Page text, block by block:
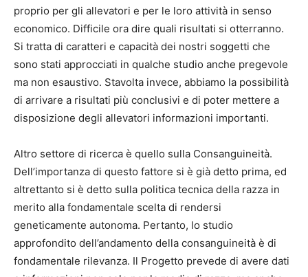
proprio per gli allevatori e per le loro attività in senso
economico. Difficile ora dire quali risultati si otterranno.
Si tratta di caratteri e capacità dei nostri soggetti che
sono stati approcciati in qualche studio anche pregevole
ma non esaustivo. Stavolta invece, abbiamo la possibilità
di arrivare a risultati più conclusivi e di poter mettere a
disposizione degli allevatori informazioni importanti.
Altro settore di ricerca è quello sulla Consanguineità.
Dell’importanza di questo fattore si è già detto prima, ed
altrettanto si è detto sulla politica tecnica della razza in
merito alla fondamentale scelta di rendersi
geneticamente autonoma. Pertanto, lo studio
approfondito dell’andamento della consanguineità è di
fondamentale rilevanza. Il Progetto prevede di avere dati